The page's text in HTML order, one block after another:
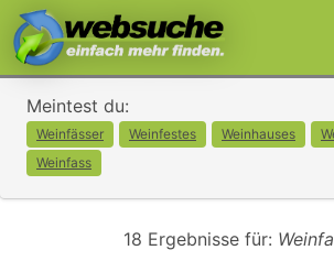
Meintest du:
Weinfässer Weinfestes Weinhauses
Weinfass
18 Ergebnisse für: